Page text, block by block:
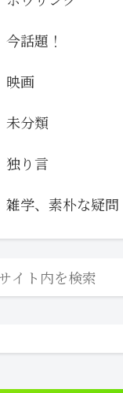
今話題！
映画
未分類
独り言
雑学、素朴な疑問